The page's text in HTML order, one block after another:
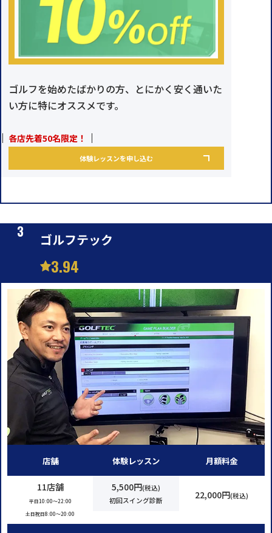
ゴルフを始めたばかりの方、とにかく安く通いた
い方に特にオススメです。
各店先着50名限定！
体験レッスンを申し込む
ゴルフテック
3.94
店舗
11店舗
平日10:00〜22:00
土日祝日8:00〜20:00
体験レッスン
5,500円(税込)
初回スイング診断
月額料金
22,000円(税込)